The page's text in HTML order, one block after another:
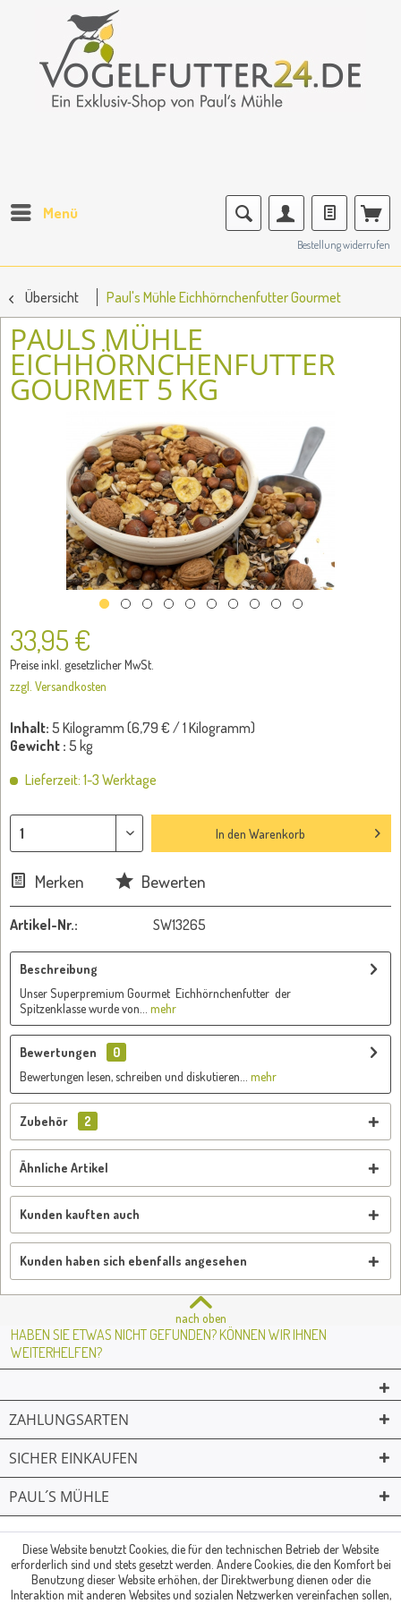
Menü
Bestellung widerrufen
Übersicht Paul's Mühle Eichhörnchenfutter Gourmet
PAULS MÜHLE
EICHHÖRNCHENFUTTER
GOURMET 5 KG
33,95 €
Preise inkl. gesetzlicher MwSt.
zzgl. Versandkosten
Inhalt: 5 Kilogramm (6,79 € / 1 Kilogramm)
Gewicht : 5 kg
Lieferzeit: 1-3 Werktage
In den Warenkorb
Merken Bewerten
Artikel-Nr.: SW13265
Beschreibung
Unser Superpremium Gourmet Eichhörnchenfutter der
Spitzenklasse wurde von...
mehr
Bewertungen
0
Bewertungen lesen, schreiben und diskutieren...
mehr
Zubehör 2
Ähnliche Artikel
Kunden kauften auch
Kunden haben sich ebenfalls angesehen
nach oben
HABEN SIE ETWAS NICHT GEFUNDEN? KÖNNEN WIR IHNEN
WEITERHELFEN?
ZAHLUNGSARTEN
SICHER EINKAUFEN
PAUL´S MÜHLE
© Paul's Mühle | Inhaber: Christof Paul e.K. | Westring 2 | 45659
Recklinghausen
Fax: 02361 -28831 | E-Mail: info@pauls-muehle.de
Diese Website benutzt Cookies, die für den technischen Betrieb der Website
erforderlich sind und stets gesetzt werden. Andere Cookies, die den Komfort bei
Benutzung dieser Website erhöhen, der Direktwerbung dienen oder die
Interaktion mit anderen Websites und sozialen Netzwerken vereinfachen sollen,